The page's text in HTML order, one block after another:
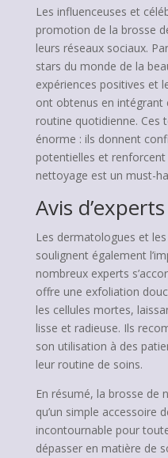
Les influenceuses et
promotion de la brosse
leurs réseaux sociaux.
stars du monde de la
expériences positives et
ont obtenus en intégrant
routine quotidienne. Ces
énorme : ils donnent
potentielles et renforcent
nettoyage est un must-
Avis d’experts
Les dermatologues et
soulignent également
nombreux experts
offre une exfoliation
les cellules mortes,
lisse et radieuse. Ils
son utilisation à des
leur routine de soins.
En résumé, la brosse de
qu’un simple accessoire
incontournable pour
dépasser en matière de